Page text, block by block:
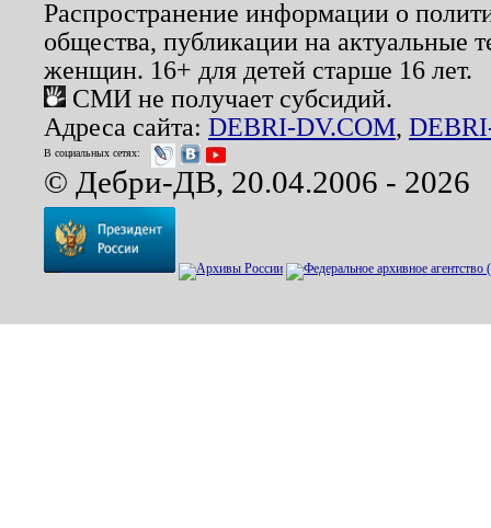
Распространение информации о
общества, публикации на актуальные
женщин. 16+ для детей старше 16 лет.
СМИ не получает субсидий.
Адреса сайта: DEBRI-DV.COM,
В социальных сетях:
© Дебри-ДВ, 20.04.2006 - 2026